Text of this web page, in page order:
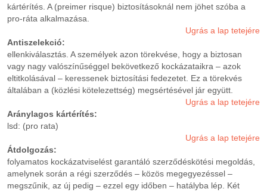
kártérítés. A (preimer risque) biztosításoknál nem jöhet szóba a
pro-ráta alkalmazása.
Ugrás a lap tetejére
Antiszelekció:
ellenkiválasztás. A személyek azon törekvése, hogy a biztosan
vagy nagy valószínűséggel bekövetkező kockázataikra – azok
eltitkolásával – keressenek biztosítási fedezetet. Ez a törekvés
általában a (közlési kötelezettség) megsértésével jár együtt.
Ugrás a lap tetejére
Aránylagos kártérítés:
lsd: (pro rata)
Ugrás a lap tetejére
Átdolgozás:
folyamatos kockázatviselést garantáló szerződéskötési megoldás,
amelynek során a régi szerződés – közös megegyezéssel –
megszűnik, az új pedig – ezzel egy időben – hatályba lép. Két